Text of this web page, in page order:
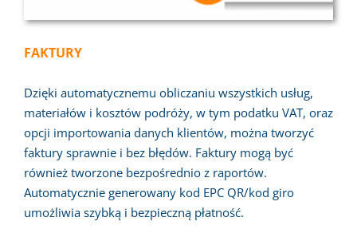
FAKTURY
Dzięki automatycznemu obliczaniu wszystkich usług,
materiałów i kosztów podróży, w tym podatku VAT, oraz
opcji importowania danych klientów, można tworzyć
faktury sprawnie i bez błędów. Faktury mogą być
również tworzone bezpośrednio z raportów.
Automatycznie generowany kod EPC QR/kod giro
umożliwia szybką i bezpieczną płatność.